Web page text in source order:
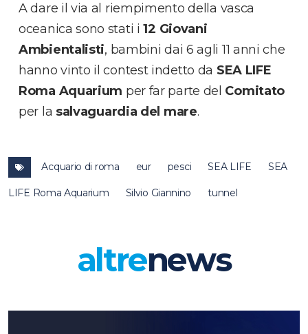
A dare il via al riempimento della vasca
oceanica sono stati i12 Giovani
Ambientalisti, bambini dai 6 agli 11 anni che
hanno vinto il contest indetto da SEA LIFE
Roma Aquarium per far parte del Comitato
per la salvaguardia del mare.
Acquario di roma eur pesci SEA LIFE SEA
LIFE Roma Aquarium Silvio Giannino tunnel
altrenews